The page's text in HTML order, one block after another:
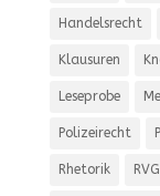
Handelsrecht
Klausuren
Leseprobe
Polizeirecht
Rhetorik RVG